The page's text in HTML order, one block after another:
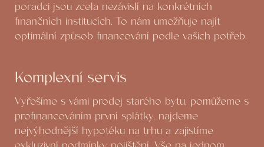
poradci jsou zcela nezávislí na konkrétních
finančních institucích. To nám umožňuje najít
optimální způsob financování podle vašich potřeb.
Komplexní servis
Vyřešíme s vámi prodej starého bytu, pomůžeme s
profinancováním první splátky, najdeme
nejvýhodnější hypotéku na trhu a zajistíme